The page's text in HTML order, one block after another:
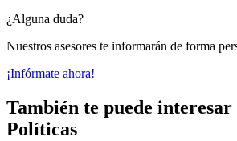
¿Alguna duda?
Nuestros asesores te informarán de forma
¡Infórmate ahora!
También te puede interesar
Políticas